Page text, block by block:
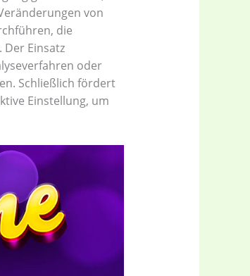
von
die
Einsatz
oder
Schließlich fördert
Einstellung, um